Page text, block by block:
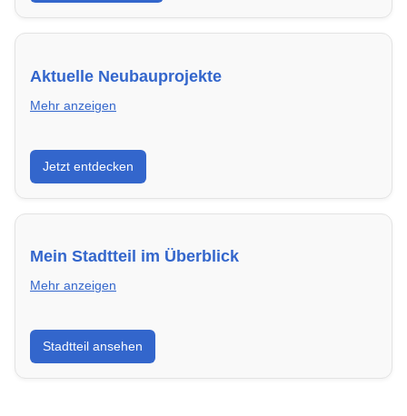
Aktuelle Neubauprojekte
Mehr anzeigen
Entdecke Neubauprojekte in Aachen – modern,
energieeffizient und sofort bezugsfertig.
Jetzt entdecken
Mein Stadtteil im Überblick
Mehr anzeigen
Erfahre mehr über deinen Stadtteil in Aachen:
Lebensqualität, Verkehrsanbindung, Schulen,
Freizeitmöglichkeiten und Mietpreise.
Stadtteil ansehen